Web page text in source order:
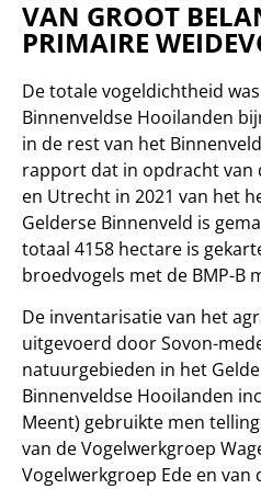
VAN GROOT
PRIMAIRE
De totale vogeldichtheid
Binnenveldse Hooilanden
in de rest van het
rapport dat in opdracht van
en Utrecht in 2021 van het
Gelderse Binnenveld is
totaal 4158 hectare is
broedvogels met de BMP-B
De inventarisatie van het
uitgevoerd door Sovon-
natuurgebieden in het
Binnenveldse Hooilanden
Meent) gebruikte men
van de Vogelwerkgroep
Vogelwerkgroep Ede en van